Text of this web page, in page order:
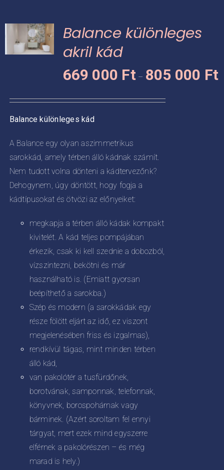
van.
A
változatok
a
választhatók
ki
Balance különleges
akril kád
669 000 Ft – 805 000 Ft
Balance különleges kád
A Balance egy olyan aszimmetrikus
sarokkád, amely térben álló kádnak számít.
Nem tudott volna dönteni a kádtervezőnk?
Dehogynem, úgy döntött, hogy fogja a
kádtípusokat és ötvözi az előnyeiket:
megkapja a térben álló kádak kompakt
kivitelét. A kád teljes pompájában
érkezik, csak ki kell szednie a dobozból,
vízszintezni, bekötni és már
használható is. (Emiatt gyorsan
beépíthető a sarokba.)
Szép és modern (a sarokkádak egy
része fölött eljárt az idő, ez viszont
megjelenésében friss és izgalmas),
rendkívül tágas, mint minden térben
álló kád,
van pakolótér a tusfürdőnek,
borotvának, samponnak, telefonnak,
könyvnek, borospohárnak vagy
bárminek. (Azért soroltam fel ennyi
tárgyat, mert ezek mind egyszerre
elférnek a pakolórészen – és még
marad is hely.)